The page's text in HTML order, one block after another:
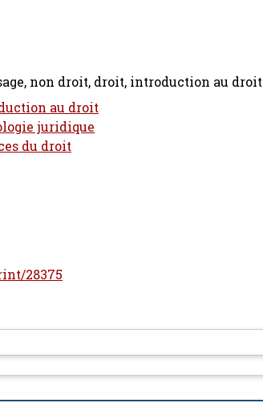
non droit, droit, introduction au droit
au droit
juridique
du droit
28375